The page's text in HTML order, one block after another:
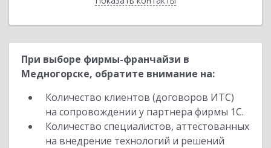
При выборе фирмы-франчайзи в
Медногорске, обратите внимание на:
Количество клиентов (договоров ИТС)
на сопровождении у партнера фирмы 1С.
Количество специалистов, аттестованных
на внедрение технологий и решений